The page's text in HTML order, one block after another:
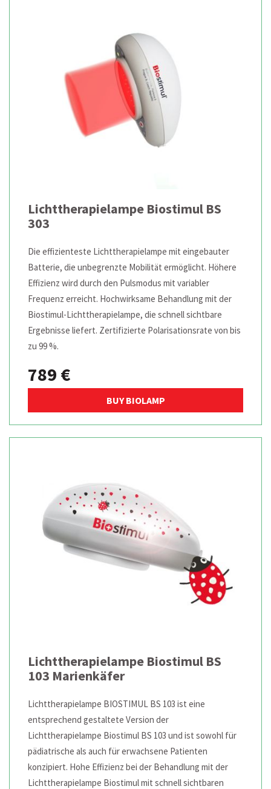
Lichttherapielampe Biostimul BS
303
Die effizienteste Lichttherapielampe mit eingebauter
Batterie, die unbegrenzte Mobilität ermöglicht. Höhere
Effizienz wird durch den Pulsmodus mit variabler
Frequenz erreicht. Hochwirksame Behandlung mit der
Biostimul-Lichttherapielampe, die schnell sichtbare
Ergebnisse liefert. Zertifizierte Polarisationsrate von bis
zu 99 %.
789 €
BUY BIOLAMP
Lichttherapielampe Biostimul BS
103 Marienkäfer
Lichttherapielampe BIOSTIMUL BS 103 ist eine
entsprechend gestaltete Version der
Lichttherapielampe Biostimul BS 103 und ist sowohl für
pädiatrische als auch für erwachsene Patienten
konzipiert. Hohe Effizienz bei der Behandlung mit der
Lichttherapielampe Biostimul mit schnell sichtbaren